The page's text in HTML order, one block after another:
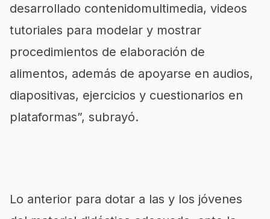
desarrollado contenidomultimedia, videos
tutoriales para modelar y mostrar
procedimientos de elaboración de
alimentos, además de apoyarse en audios,
diapositivas, ejercicios y cuestionarios en
plataformas”, subrayó.
Lo anterior para dotar a las y los jóvenes